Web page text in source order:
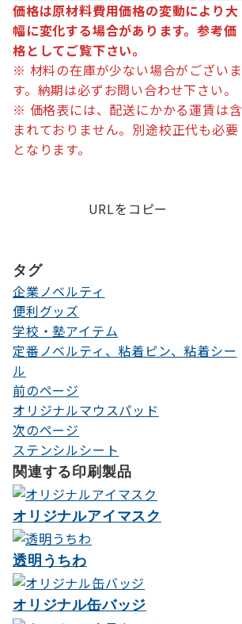
価格は原材料費用価格の変動により大
幅に変化する場合があります。参考価
格としてご覧下さい。
※ 材料の在庫が少ない場合がございま
す。納期は必ずお問い合わせ下さい。
※ 価格表には、配送にかかる運賃は含
まれておりません。別途校正代も必要
となります。
URLをコピー
タグ
企業ノベルティ
便利グッズ
学校・塾アイテム
定番ノベルティ、粘着ピン、粘着シー
ル
投
稿
ナ
ビ
ゲ
ー
シ
ョ
ン
前のページ
オリジナルマウスパッド
次のページ
ステンシルシート
関連する印刷製品
オリジナルアイマスク
透明うちわ
オリジナル缶バッジ